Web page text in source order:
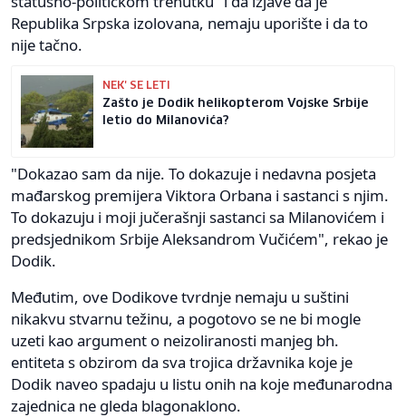
Republika Srpska izolovana, nemaju uporište i da to
nije tačno.
NEK' SE LETI
Zašto je Dodik helikopterom Vojske Srbije
letio do Milanovića?
"Dokazao sam da nije. To dokazuje i nedavna posjeta
mađarskog premijera Viktora Orbana i sastanci s njim.
To dokazuju i moji jučerašnji sastanci sa Milanovićem i
predsjednikom Srbije Aleksandrom Vučićem", rekao je
Dodik.
Međutim, ove Dodikove tvrdnje nemaju u suštini
nikakvu stvarnu težinu, a pogotovo se ne bi mogle
uzeti kao argument o neizoliranosti manjeg bh.
entiteta s obzirom da sva trojica državnika koje je
Dodik naveo spadaju u listu onih na koje međunarodna
zajednica ne gleda blagonaklono.